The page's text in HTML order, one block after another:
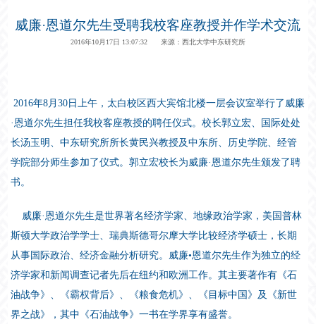
威廉·恩道尔先生受聘我校客座教授并作学术交流
2016年10月17日 13:07:32 来源：西北大学中东研究所
2016年8月30日上午，太白校区西大宾馆北楼一层会议室举行了威廉
·恩道尔先生担任我校客座教授的聘任仪式。校长郭立宏、国际处处
长汤玉明、中东研究所所长黄民兴教授及中东所、历史学院、经管
学院部分师生参加了仪式。郭立宏校长为威廉·恩道尔先生颁发了聘
书。
威廉·恩道尔先生是世界著名经济学家、地缘政治学家，美国普林
斯顿大学政治学学士、瑞典斯德哥尔摩大学比较经济学硕士，长期
从事国际政治、经济金融分析研究。威廉•恩道尔先生作为独立的经
济学家和新闻调查记者先后在纽约和欧洲工作。其主要著作有《石
油战争》、《霸权背后》、《粮食危机》、《目标中国》及《新世
界之战》，其中《石油战争》一书在学界享有盛誉。